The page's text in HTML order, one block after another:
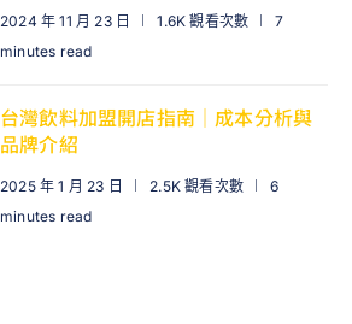
2024 年 11 月 23 日 1.6K 觀看次數
7
minutes read
台灣飲料加盟開店指南｜成本分析與
品牌介紹
2025 年 1 月 23 日 2.5K 觀看次數
6
minutes read